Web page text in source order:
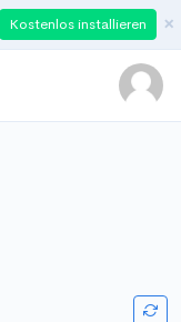
Kostenlos installieren ×